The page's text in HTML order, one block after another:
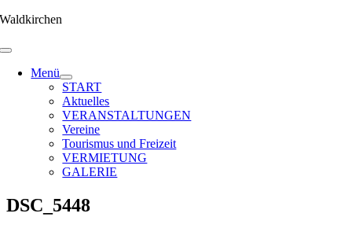
Zum
springen
Waldkirchen
Menü
START
Aktuelles
VERANSTALTUNGEN
Vereine
Tourismus und Freizeit
VERMIETUNG
GALERIE
DSC_5448